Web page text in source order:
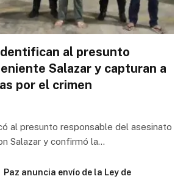
al presunto
Salazar y capturan a
por el crimen
al presunto responsable del asesinato
Salazar y confirmó la…
Paz anuncia envío de la Ley de